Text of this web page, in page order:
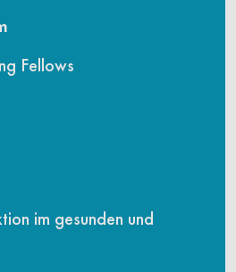
Fellows
im gesunden und